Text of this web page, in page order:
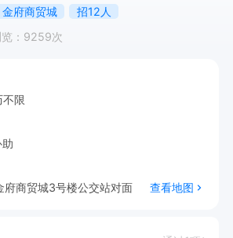
金府商贸城
招12人
：9259次
不限
府商贸城3号楼公交站对面
查看地图